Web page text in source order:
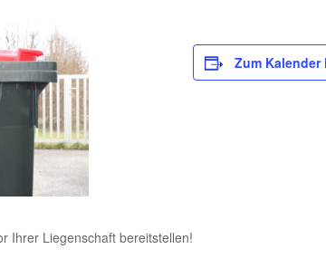
Ihrer Liegenschaft bereitstellen!
Zum